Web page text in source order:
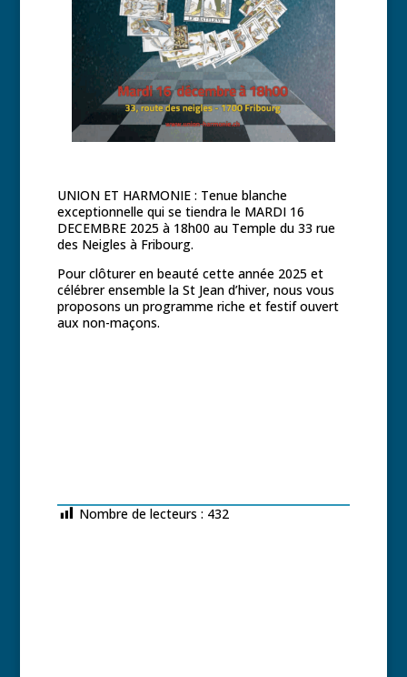
UNION ET HARMONIE : Tenue blanche
exceptionnelle qui se tiendra le MARDI 16
DECEMBRE 2025 à 18h00 au Temple du 33 rue
des Neigles à Fribourg.
Pour clôturer en beauté cette année 2025 et
célébrer ensemble la St Jean d’hiver, nous vous
proposons un programme riche et festif ouvert
aux non-maçons.
Nombre de lecteurs : 432